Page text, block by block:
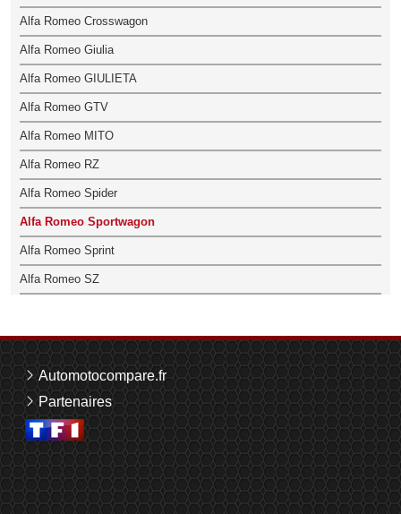
Alfa Romeo Crosswagon
Alfa Romeo Giulia
Alfa Romeo GIULIETA
Alfa Romeo GTV
Alfa Romeo MITO
Alfa Romeo RZ
Alfa Romeo Spider
Alfa Romeo Sportwagon
Alfa Romeo Sprint
Alfa Romeo SZ
Automotocompare.fr
Partenaires